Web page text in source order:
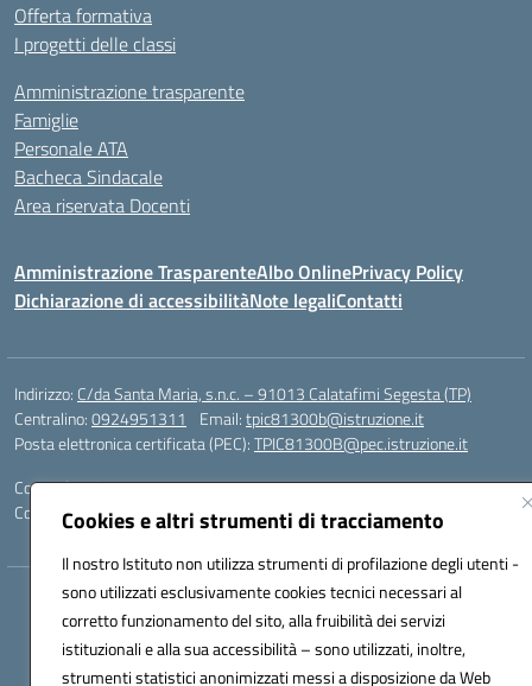
Cookies e altri strumenti di tracciamento
Il nostro Istituto non utilizza strumenti di profilazione degli utenti -
sono utilizzati esclusivamente cookies tecnici necessari al
corretto funzionamento del sito, alla fruibilità dei servizi
istituzionali e alla sua accessibilità – sono utilizzati, inoltre,
strumenti statistici anonimizzati messi a disposizione da Web
Offerta formativa
I progetti delle classi
Amministrazione trasparente
Famiglie
Personale ATA
Bacheca Sindacale
Area riservata Docenti
Amministrazione TrasparenteAlbo OnlinePrivacy Policy
Dichiarazione di accessibilitàNote legaliContatti
Indirizzo: C/da Santa Maria, s.n.c. – 91013 Calatafimi Segesta (TP)
Centralino:0924951311 Email:tpic81300b@istruzione.it
Posta elettronica certificata (PEC):TPIC81300B@pec.istruzione.it
Codice fiscale: 80004430817
Codice meccanografico:TPIC81300B
Hosting & Powered by 3D Solution S.r.l.
Concept & Design by Designers Italia